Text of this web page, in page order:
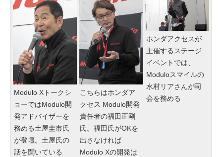
Modulo Xトークシ
ョーではModulo開
発アドバイザーを
務める土屋圭市氏
が登壇。土屋氏の
話を聞いている
こちらはホンダア
クセス Modulo開発
責任者の福田正剛
氏。福田氏がOKを
出さなければ
Modulo Xの開発は
ホンダアクセスが
主催するステージ
イベントでは、
Moduloスマイルの
水村リアさんが司
会を務める